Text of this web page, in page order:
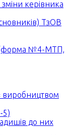
керівника
ТзОВ
(форма №4-МТП,
виробництвом
5)
до них